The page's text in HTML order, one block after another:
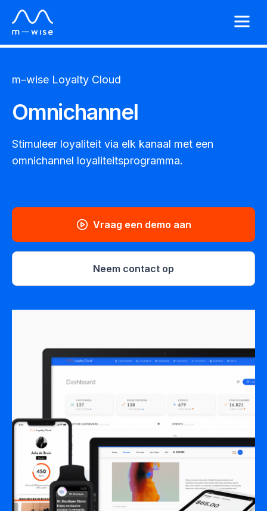
m–wise Loyalty Cloud
Omnichannel
Stimuleer loyaliteit via elk kanaal met een
omnichannel loyaliteitsprogramma.
Neem contact op
Vraag een demo aan